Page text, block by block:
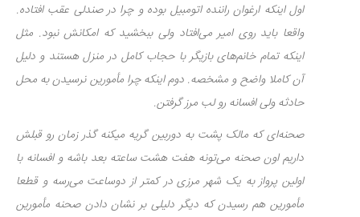
اول اینکه ارغوان راننده اتومبیل بوده و چرا در صندلی عقب افتاده.
واقعا باید روی امیر می‌افتاد ولی ببخشید که امکانش نبود. مثل
اینکه تمام خانم‌های بازیگر با حجاب کامل در منزل هستند و دلیل
آن کاملا واضح و مشخصه. دوم اینکه چرا مأمورین نرسیدن به محل
حادثه ولی افسانه رو لب مرز گرفتن.
صحنه‌ای که مالک پشت به دوربین گریه میکنه گذر زمان رو قبلش
داریم اون صحنه می‌تونه هفت هشت ساعته بعد باشه و افسانه با
اولین پرواز به یک شهر مرزی در کمتر از دوساعت می‌رسه و قطعا
مأمورین هم رسیدن که دیگر دلیلی بر نشان دادن صحنه مأمورین